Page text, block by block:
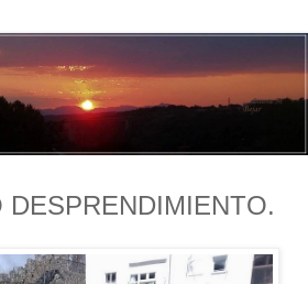
DESPRENDIMIENTO.